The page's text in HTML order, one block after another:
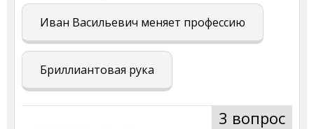
Иван Васильевич меняет профессию
Бриллиантовая рука
3 вопрос